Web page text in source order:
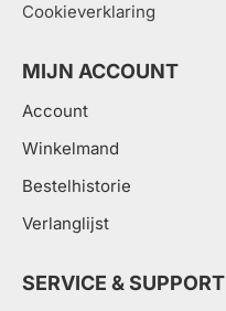
Cookieverklaring
MIJN ACCOUNT
Account
Winkelmand
Bestelhistorie
Verlanglijst
SERVICE & SUPPORT